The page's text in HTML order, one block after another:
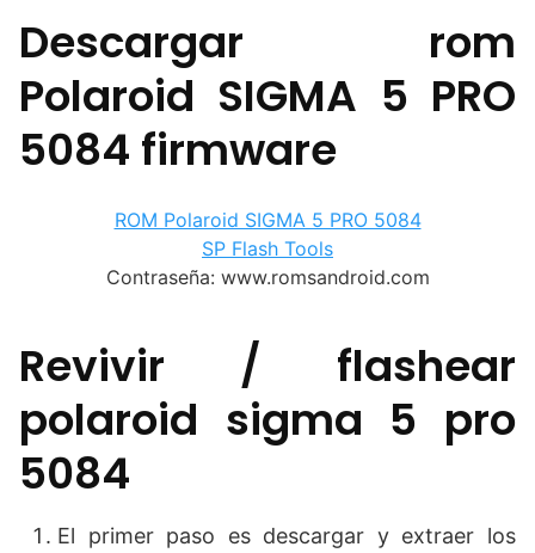
Descargar rom
Polaroid SIGMA 5 PRO
5084 firmware
ROM Polaroid SIGMA 5 PRO 5084
SP Flash Tools
Contraseña: www.romsandroid.com
Revivir / flashear
polaroid sigma 5 pro
5084
El primer paso es descargar y extraer los